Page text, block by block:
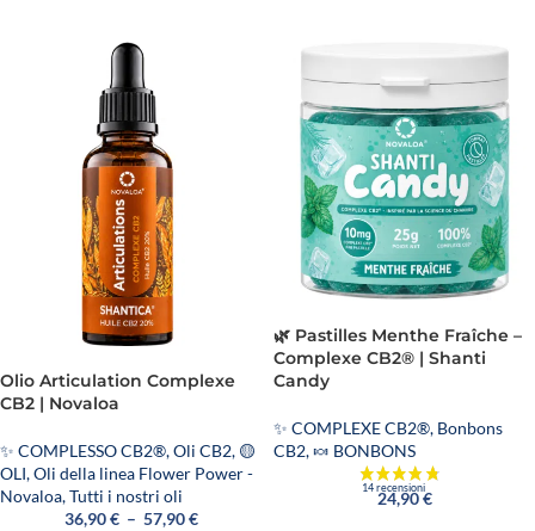
Olio Articulation Complexe
CB2 | Novaloa
✨ COMPLESSO CB2®,Oli CB2, 🟡
OLI,Oli della linea Flower Power -
Novaloa,Tutti i nostri oli
36,90€ – 57,90€
🌿 Pastilles Menthe Fraîche –
Complexe CB2® | Shanti
Candy
✨ COMPLEXE CB2®, Bonbons
CB2,🍬 BONBONS
24,90€